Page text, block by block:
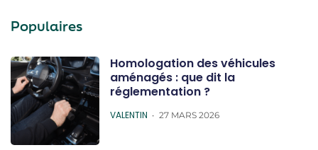
Populaires
Homologation des véhicules
aménagés : que dit la
réglementation ?
POSTED
VALENTIN 27 MARS 2026